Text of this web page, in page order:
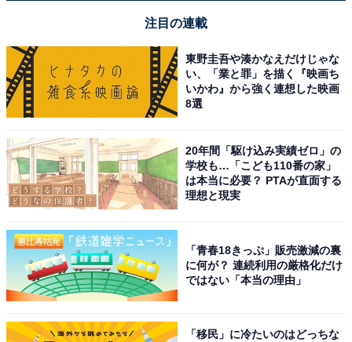
注目の連載
東野圭吾や湊かなえだけじゃな
い、「業と罪」を描く『映画ち
いかわ』から強く連想した映画
8選
20年間「駆け込み実績ゼロ」の
学校も…「こども110番の家」
は本当に必要？ PTAが直面する
理想と現実
「青春18きっぷ」販売激減の裏
に何が？ 連続利用の厳格化だけ
ではない「本当の理由」
「移民」に冷たいのはどっちな